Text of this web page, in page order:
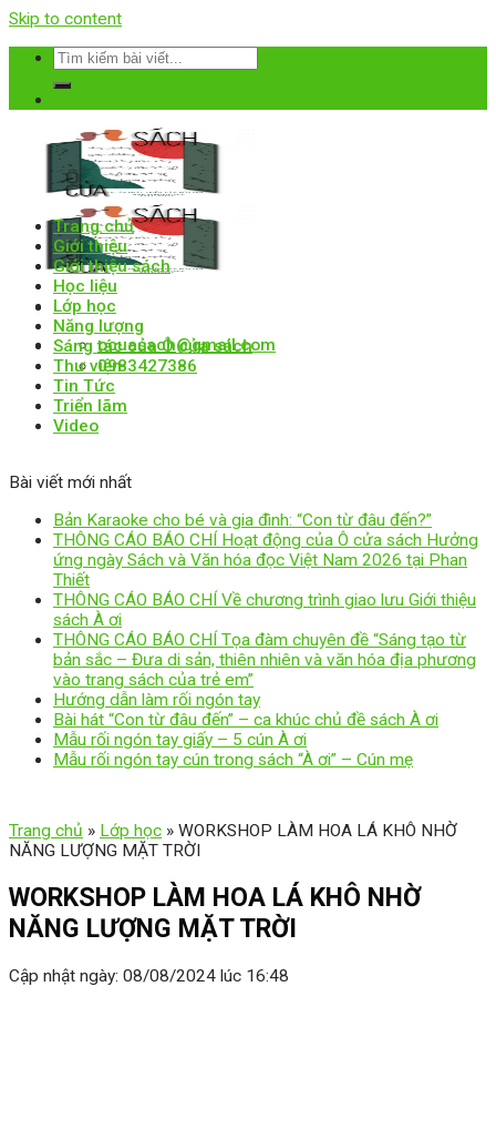
Skip to content
ocuasach@gmail.com
0983427386
Trang chủ
Giới thiệu
Giới thiệu sách
Học liệu
Lớp học
Năng lượng
Sáng tác của Ô cửa sách
Thư viện
Tin Tức
Triển lãm
Video
Bài viết mới nhất
Bản Karaoke cho bé và gia đình: “Con từ đâu đến?”
THÔNG CÁO BÁO CHÍ Hoạt động của Ô cửa sách Hưởng
ứng ngày Sách và Văn hóa đọc Việt Nam 2026 tại Phan
Thiết
THÔNG CÁO BÁO CHÍ Về chương trình giao lưu Giới thiệu
sách À ơi
THÔNG CÁO BÁO CHÍ Tọa đàm chuyên đề “Sáng tạo từ
bản sắc – Đưa di sản, thiên nhiên và văn hóa địa phương
vào trang sách của trẻ em”
Hướng dẫn làm rối ngón tay
Bài hát “Con từ đâu đến” – ca khúc chủ đề sách À ơi
Mẫu rối ngón tay giấy – 5 cún À ơi
Mẫu rối ngón tay cún trong sách “À ơi” – Cún mẹ
Trang chủ » Lớp học » WORKSHOP LÀM HOA LÁ KHÔ NHỜ
NĂNG LƯỢNG MẶT TRỜI
WORKSHOP LÀM HOA LÁ KHÔ NHỜ
NĂNG LƯỢNG MẶT TRỜI
Cập nhật ngày: 08/08/2024 lúc 16:48